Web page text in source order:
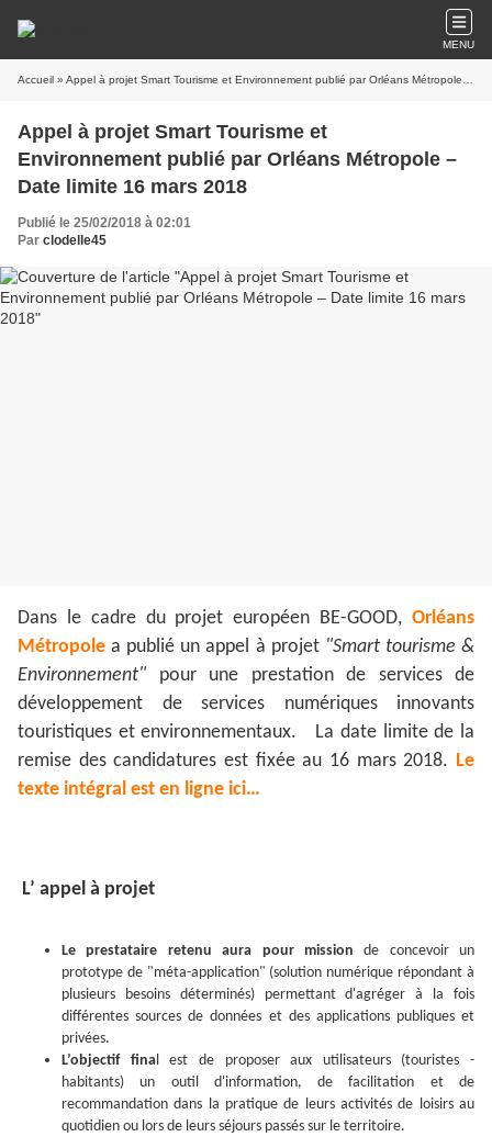
MENU
Accueil » Appel à projet Smart Tourisme et Environnement publié par Orléans Métropole – Date limite 16 mars 2018
Appel à projet Smart Tourisme et
Environnement publié par Orléans Métropole –
Date limite 16 mars 2018
Publié le 25/02/2018 à 02:01
Par clodelle45
Dans le cadre du projet européen BE-GOOD, Orléans
Métropole a publié un appel à projet "Smart tourisme &
Environnement" pour une prestation de services de
développement de services numériques innovants
touristiques et environnementaux. La date limite de la
remise des candidatures est fixée au 16 mars 2018. Le
texte intégral est en ligne ici…
L’ appel à projet
Le prestataire retenu aura pour missionde concevoir un
prototype de "méta-application" (solution numérique répondant à
plusieurs besoins déterminés) permettant d'agréger à la fois
différentes sources de données et des applications publiques et
privées.
L’objectif final est de proposer aux utilisateurs (touristes -
habitants) un outil d'information, de facilitation et de
recommandation dans la pratique de leurs activités de loisirs au
quotidien ou lors de leurs séjours passés sur le territoire.